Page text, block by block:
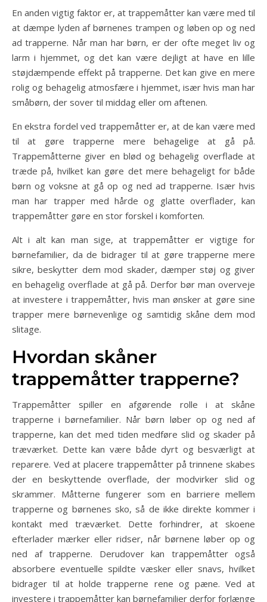
En anden vigtig faktor er, at trappemåtter kan være med til
at dæmpe lyden af børnenes trampen og løben op og ned
ad trapperne. Når man har børn, er der ofte meget liv og
larm i hjemmet, og det kan være dejligt at have en lille
støjdæmpende effekt på trapperne. Det kan give en mere
rolig og behagelig atmosfære i hjemmet, især hvis man har
småbørn, der sover til middag eller om aftenen.
En ekstra fordel ved trappemåtter er, at de kan være med
til at gøre trapperne mere behagelige at gå på.
Trappemåtterne giver en blød og behagelig overflade at
træde på, hvilket kan gøre det mere behageligt for både
børn og voksne at gå op og ned ad trapperne. Især hvis
man har trapper med hårde og glatte overflader, kan
trappemåtter gøre en stor forskel i komforten.
Alt i alt kan man sige, at trappemåtter er vigtige for
børnefamilier, da de bidrager til at gøre trapperne mere
sikre, beskytter dem mod skader, dæmper støj og giver
en behagelig overflade at gå på. Derfor bør man overveje
at investere i trappemåtter, hvis man ønsker at gøre sine
trapper mere børnevenlige og samtidig skåne dem mod
slitage.
Hvordan skåner
trappemåtter trapperne?
Trappemåtter spiller en afgørende rolle i at skåne
trapperne i børnefamilier. Når børn løber op og ned af
trapperne, kan det med tiden medføre slid og skader på
træværket. Dette kan være både dyrt og besværligt at
reparere. Ved at placere trappemåtter på trinnene skabes
der en beskyttende overflade, der modvirker slid og
skrammer. Måtterne fungerer som en barriere mellem
trapperne og børnenes sko, så de ikke direkte kommer i
kontakt med træværket. Dette forhindrer, at skoene
efterlader mærker eller ridser, når børnene løber op og
ned af trapperne. Derudover kan trappemåtter også
absorbere eventuelle spildte væsker eller snavs, hvilket
bidrager til at holde trapperne rene og pæne. Ved at
investere i trappemåtter kan børnefamilier derfor forlænge